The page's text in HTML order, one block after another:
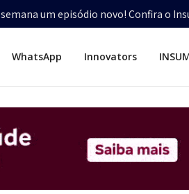
um episódio novo! Confira o
WhatsApp Innovators